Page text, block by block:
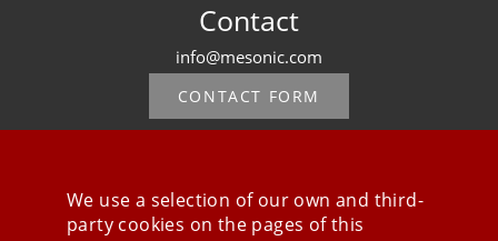
Contact
info@mesonic.com
CONTACT FORM
We use a selection of our own and third-
party cookies on the pages of this